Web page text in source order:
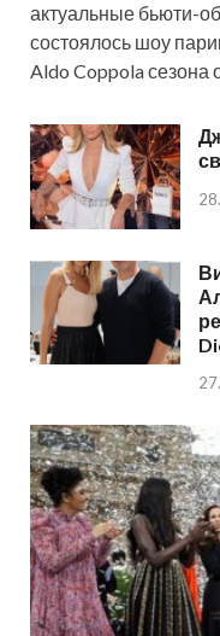
актуальные бьюти-
состоялось шоу
Aldo Coppola сезона